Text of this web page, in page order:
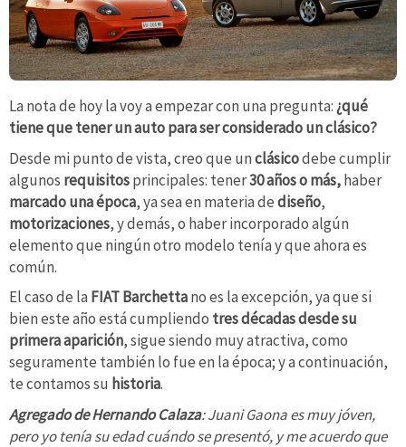
La nota de hoy la voy a empezar con una pregunta:¿qué
tiene que tener un auto para ser considerado un clásico?
Desde mi punto de vista, creo que unclásicodebe cumplir
algunos requisitosprincipales: tener30 años o más,haber
marcado una época, ya sea en materia dediseño,
motorizaciones, y demás, o haber incorporado algún
elemento que ningún otro modelo tenía y que ahora es
común.
El caso de la FIAT Barchettano es la excepción, ya que si
bien este año está cumpliendo tres décadas desde su
primera aparición, sigue siendo muy atractiva, como
seguramente también lo fue en la época; y a continuación,
te contamos su historia.
Agregado de Hernando Calaza: Juani Gaona es muy jóven,
pero yo tenía su edad cuándo se presentó, y me acuerdo que